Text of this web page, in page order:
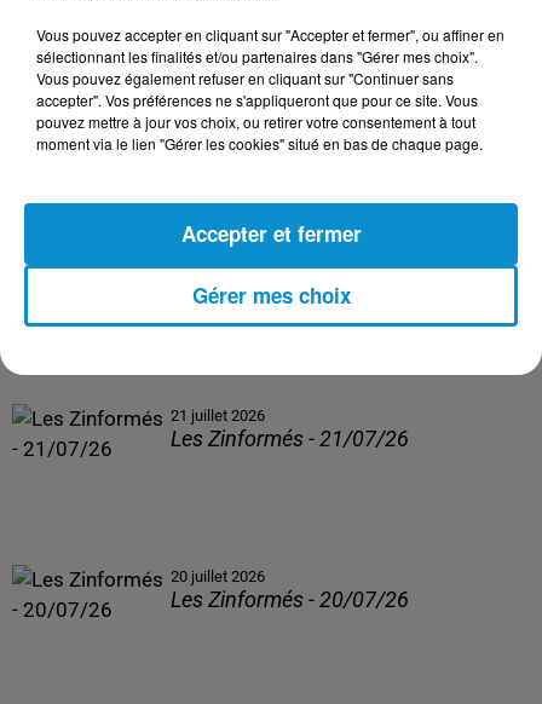
23 juillet 2026
Les Zinformés - 23/07/26
21 juillet 2026
Les Zinformés - 21/07/26
20 juillet 2026
Les Zinformés - 20/07/26
Vous pouvez accepter en cliquant sur "Accepter et fermer", ou affiner en
sélectionnant les finalités et/ou partenaires dans "Gérer mes choix".
Vous pouvez également refuser en cliquant sur "Continuer sans
accepter". Vos préférences ne s'appliqueront que pour ce site. Vous
pouvez mettre à jour vos choix, ou retirer votre consentement à tout
moment via le lien "Gérer les cookies" situé en bas de chaque page.
Gérer mes choix
Accepter et fermer